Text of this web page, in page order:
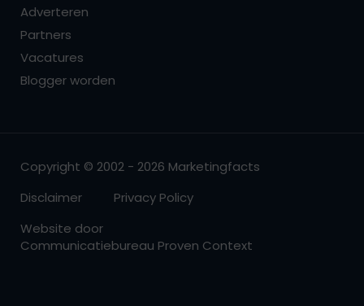
Adverteren
Partners
Vacatures
Blogger worden
Copyright © 2002 - 2026 Marketingfacts
Disclaimer
Privacy Policy
Website door
Communicatiebureau Proven Context